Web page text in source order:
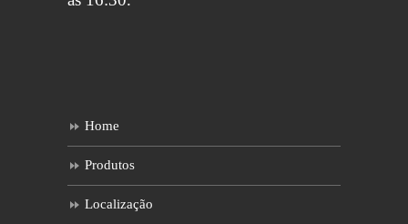
Home
Produtos
Localização